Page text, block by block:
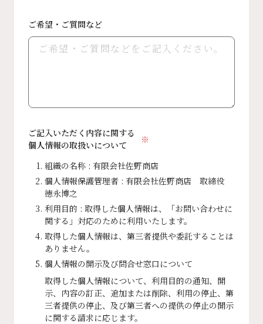
ご希望・ご質問など
ご記入いただく内容に関する
個人情報の取扱いについて
組織の名称 : 有限会社佐野商店
個人情報保護管理者 : 有限会社佐野商店 取締役
徳永博之
利用目的 : 取得した個人情報は、「お問い合わせに
関する」対応のために利用いたします。
取得した個人情報は、第三者提供や委託することは
ありません。
個人情報の開示及び問合せ窓口について
取得した個人情報について、利用目的の通知、開
示、内容の訂正、追加または削除、利用の停止、第
三者提供の停止、及び第三者への提供の停止の開示
に関する請求に応じます。